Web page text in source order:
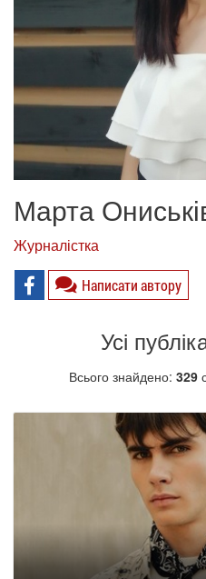
Марта
Журналістка
Написати автору
Усі
Всього знайдено: 329